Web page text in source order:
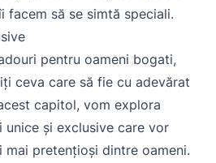
facem să se simtă speciali.
pentru oameni bogati,
ceva care să fie cu adevărat
capitol, vom explora
și exclusive care vor
mai pretențioși dintre oameni.